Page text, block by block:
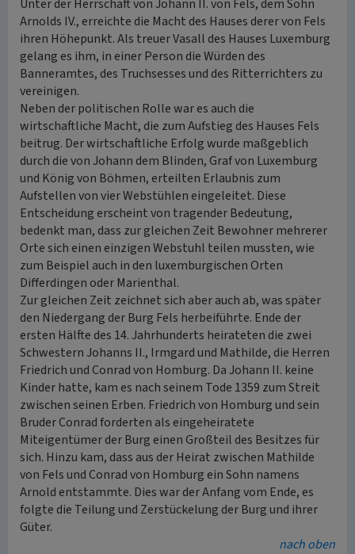
Unter der Herrschaft von Johann II. von Fels, dem Sohn
Arnolds IV., erreichte die Macht des Hauses derer von Fels
ihren Höhepunkt. Als treuer Vasall des Hauses Luxemburg
gelang es ihm, in einer Person die Würden des
Banneramtes, des Truchsesses und des Ritterrichters zu
vereinigen.
Neben der politischen Rolle war es auch die
wirtschaftliche Macht, die zum Aufstieg des Hauses Fels
beitrug. Der wirtschaftliche Erfolg wurde maßgeblich
durch die von Johann dem Blinden, Graf von Luxemburg
und König von Böhmen, erteilten Erlaubnis zum
Aufstellen von vier Webstühlen eingeleitet. Diese
Entscheidung erscheint von tragender Bedeutung,
bedenkt man, dass zur gleichen Zeit Bewohner mehrerer
Orte sich einen einzigen Webstuhl teilen mussten, wie
zum Beispiel auch in den luxemburgischen Orten
Differdingen oder Marienthal.
Zur gleichen Zeit zeichnet sich aber auch ab, was später
den Niedergang der Burg Fels herbeiführte. Ende der
ersten Hälfte des 14. Jahrhunderts heirateten die zwei
Schwestern Johanns II., Irmgard und Mathilde, die Herren
Friedrich und Conrad von Homburg. Da Johann II. keine
Kinder hatte, kam es nach seinem Tode 1359 zum Streit
zwischen seinen Erben. Friedrich von Homburg und sein
Bruder Conrad forderten als eingeheiratete
Miteigentümer der Burg einen Großteil des Besitzes für
sich. Hinzu kam, dass aus der Heirat zwischen Mathilde
von Fels und Conrad von Homburg ein Sohn namens
Arnold entstammte. Dies war der Anfang vom Ende, es
folgte die Teilung und Zerstückelung der Burg und ihrer
Güter.
nach oben